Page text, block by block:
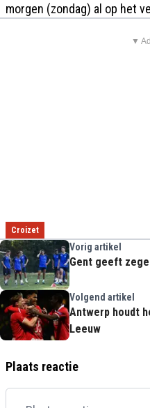
morgen (zondag) al op het
▼
Croizet
Vorig artikel
Gent geeft
Volgend artikel
Antwerp houdt
Leeuw
Plaats reactie